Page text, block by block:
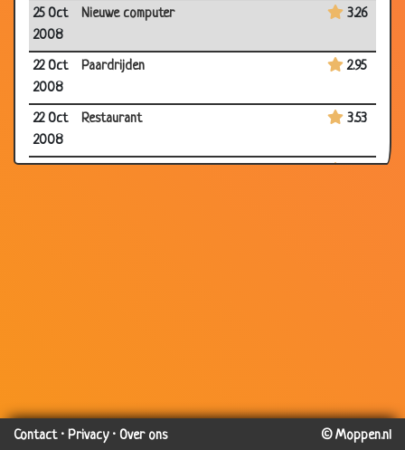
25 Oct
2008
Nieuwe computer 3.26
22 Oct
2008
Paardrijden 2.95
22 Oct
2008
Restaurant 3.53
10 Oct
Niet de slimste 1.97
Contact· Privacy· Over ons © Moppen.nl